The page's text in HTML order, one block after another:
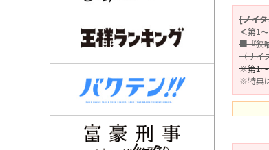
[ノイ
＜第1
■『狡
（サイ
※第1～
※特典